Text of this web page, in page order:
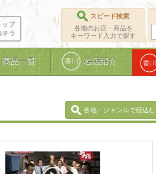
ップ
ラ
スピード検索
各地のお店・商品を
キーワード入力で探す
商品一覧 名店紹介
各地・ジャンルで絞込む